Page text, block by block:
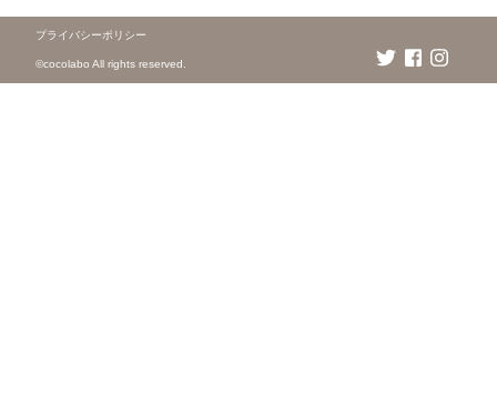
プライバシーポリシー
©️cocolabo All rights reserved.